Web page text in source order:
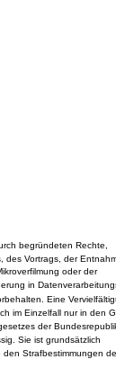
begründeten Rechte,
des Vortrags, der
oder der
in
Eine
im Einzelfall nur in den
der
Sie ist grundsätzlich
Strafbestimmungen